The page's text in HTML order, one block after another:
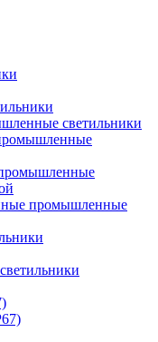
светильники
промышленные